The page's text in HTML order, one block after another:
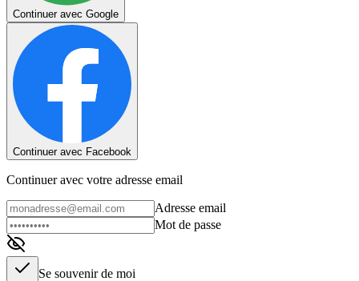
Continuer avec Google
Continuer avec Facebook
Continuer avec votre adresse email
Adresse email
Mot de passe
Se souvenir de moi